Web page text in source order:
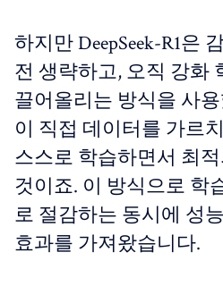
하지만 DeepSeek-R1은
전 생략하고, 오직 강화
끌어올리는 방식을 사
이 직접 데이터를 가르
스스로 학습하면서 최
것이죠. 이 방식으로 학
로 절감하는 동시에 성
효과를 가져왔습니다.